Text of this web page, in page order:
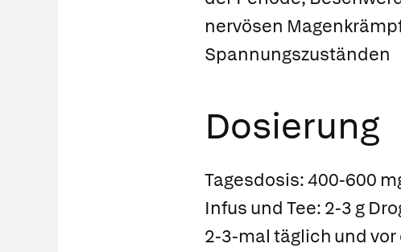
nervösen
Spannungszuständen
Dosierung
Tagesdosis:400-600
Infus und Tee: 2-3 g
2-3-mal täglich und